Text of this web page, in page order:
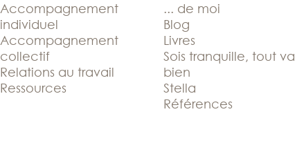
Accompagnement
individuel
Accompagnement
collectif
Relations au travail
Ressources
... de moi
Blog
Livres
Sois tranquille, tout va
bien
Stella
Références